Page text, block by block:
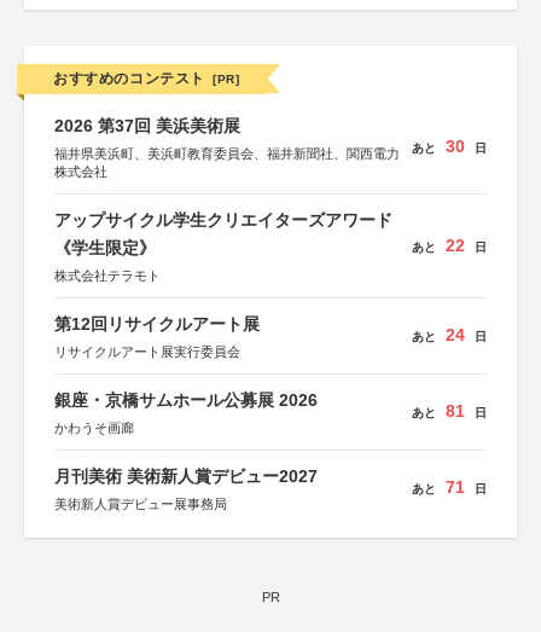
おすすめのコンテスト [PR]
2026 第37回 美浜美術展
福井県美浜町、美浜町教育委員会、福井新聞社、関西電力
株式会社
あと 30 日
アップサイクル学生クリエイターズアワード
《学生限定》
株式会社テラモト
あと 22 日
第12回リサイクルアート展
リサイクルアート展実行委員会
あと 24 日
銀座・京橋サムホール公募展 2026
かわうそ画廊
あと 81 日
月刊美術 美術新人賞デビュー2027
美術新人賞デビュー展事務局
あと 71 日
PR